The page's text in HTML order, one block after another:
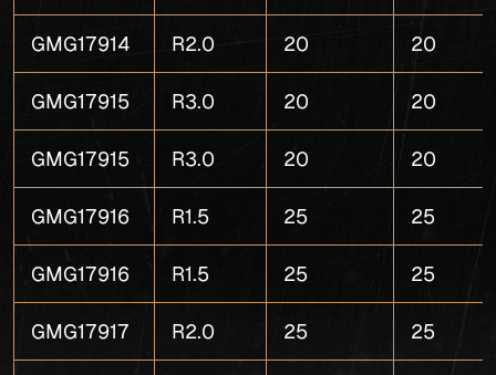
GMG17914 R2.0 20 20
GMG17915 R3.0 20 20
GMG17915 R3.0 20 20
GMG17916 R1.5 25 25
GMG17916 R1.5 25 25
GMG17917 R2.0 25 25